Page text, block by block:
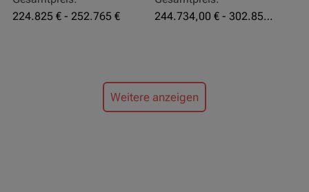
224.825 € - 252.765 €
244.734,00 € - 302.855,00 €
Weitere anzeigen